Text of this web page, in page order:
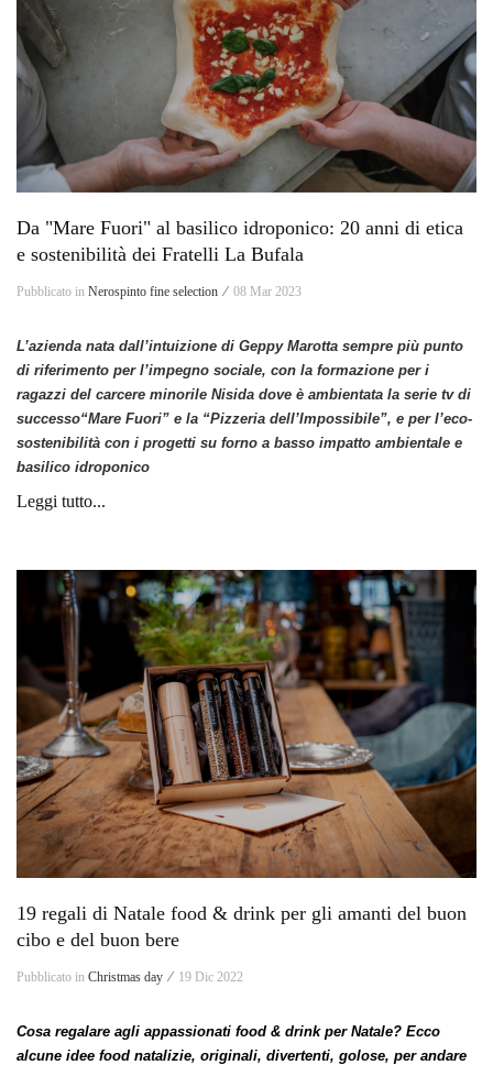
Da "Mare Fuori" al basilico idroponico: 20 anni di etica
e sostenibilità dei Fratelli La Bufala
Pubblicato in Nerospinto fine selection ⁄ 08 Mar 2023
L’azienda nata dall’intuizione di Geppy Marotta sempre più punto
di riferimento per l’impegno sociale, con la formazione per i
ragazzi del carcere minorile Nisida dove è ambientata la serie tv di
successo“Mare Fuori” e la “Pizzeria dell’Impossibile”, e per l’eco-
sostenibilità con i progetti su forno a basso impatto ambientale e
basilico idroponico
Leggi tutto...
19 regali di Natale food & drink per gli amanti del buon
cibo e del buon bere
Pubblicato in Christmas day ⁄ 19 Dic 2022
Cosa regalare agli appassionati food & drink per Natale? Ecco
alcune idee food natalizie, originali, divertenti, golose, per andare